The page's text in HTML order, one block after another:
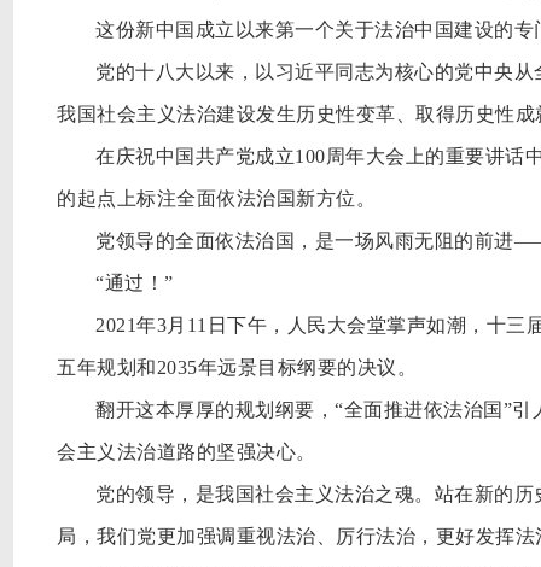
这份新中国成立以来第一个关于法治中国建设的
党的十八大以来，以习近平同志为核心的党中央
我国社会主义法治建设发生历史性变革、取得历史性成
在庆祝中国共产党成立100周年大会上的重要讲话
的起点上标注全面依法治国新方位。
党领导的全面依法治国，是一场风雨无阻的前进
“通过！”
2021年3月11日下午，人民大会堂掌声如潮，十
五年规划和2035年远景目标纲要的决议。
翻开这本厚厚的规划纲要， “全面推进依法治国”
会主义法治道路的坚强决心。
党的领导，是我国社会主义法治之魂。站在新的
局，我们党更加强调重视法治、厉行法治，更好发挥